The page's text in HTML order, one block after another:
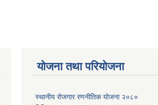
योजना तथा परियोजना
स्थानीय रोजगार रणनीतिक योजना २०८०